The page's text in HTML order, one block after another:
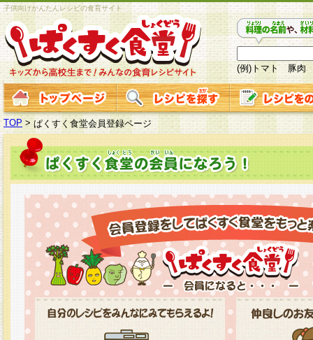
子供向けかんたんレシピの食育サイト
(例)トマト 豚肉
TOP > ぱくすく食堂会員登録ページ